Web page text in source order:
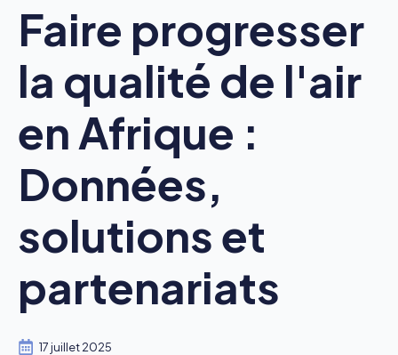
Faire progresser
la qualité de l'air
en Afrique :
Données,
solutions et
partenariats
17 juillet 2025